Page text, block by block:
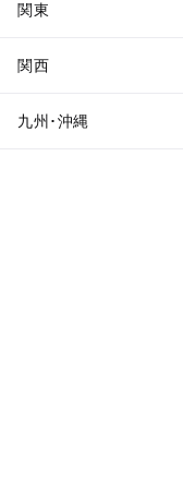
関東
関西
九州･沖縄